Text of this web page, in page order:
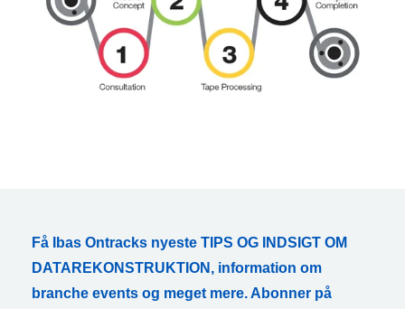
Få Ibas Ontracks nyeste TIPS OG INDSIGT OM
DATAREKONSTRUKTION, information om
branche events og meget mere. Abonner på